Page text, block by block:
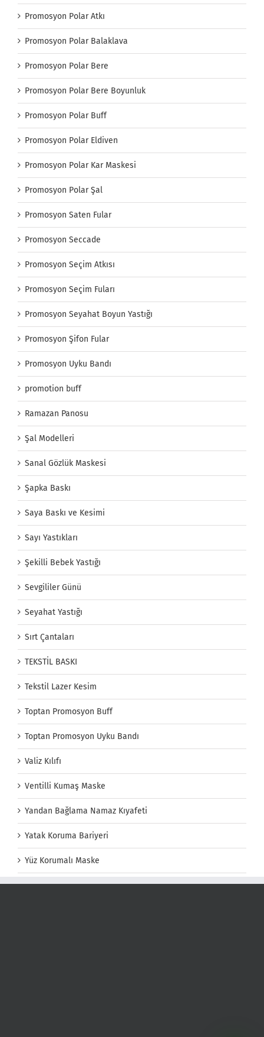
Promosyon Polar Atkı
Promosyon Polar Balaklava
Promosyon Polar Bere
Promosyon Polar Bere Boyunluk
Promosyon Polar Buff
Promosyon Polar Eldiven
Promosyon Polar Kar Maskesi
Promosyon Polar Şal
Promosyon Saten Fular
Promosyon Seccade
Promosyon Seçim Atkısı
Promosyon Seçim Fuları
Promosyon Seyahat Boyun Yastığı
Promosyon Şifon Fular
Promosyon Uyku Bandı
promotion buff
Ramazan Panosu
Şal Modelleri
Sanal Gözlük Maskesi
Şapka Baskı
Saya Baskı ve Kesimi
Sayı Yastıkları
Şekilli Bebek Yastığı
Sevgililer Günü
Seyahat Yastığı
Sırt Çantaları
TEKSTİL BASKI
Tekstil Lazer Kesim
Toptan Promosyon Buff
Toptan Promosyon Uyku Bandı
Valiz Kılıfı
Ventilli Kumaş Maske
Yandan Bağlama Namaz Kıyafeti
Yatak Koruma Bariyeri
Yüz Korumalı Maske